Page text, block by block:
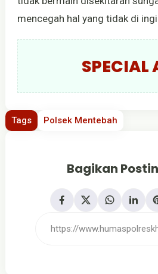
mencegah hal yang tidak di
SPECIAL
Tags Polsek Mentebah
Bagikan